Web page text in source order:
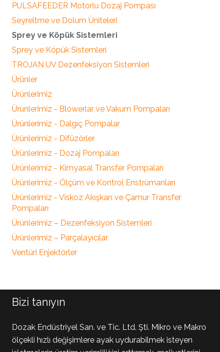
PULSAFEEDER Motorlu Dozaj Pompası
Seyreltme ve Dolum Üniteleri
Sprey ve Köpük Sistemleri
Sprey ve Köpük Sistemleri
TROJAN UV Dezenfeksiyon Sistemleri
Ürünler
Ürünlerimiz
Ürünlerimiz - Blowerlar ve Vakum Pompaları
Ürünlerimiz - Dalgıç Pompalar
Ürünlerimiz - Difüzörler
Ürünlerimiz - Dozaj Pompaları
Ürünlerimiz - Kimyasal Transfer Pompaları
Ürünlerimiz - Ölçüm ve Kontrol Enstrümanları
Ürünlerimiz - Viskoz Akışkan ve Çamur Transfer
Pompaları
Ürünlerimiz – Dezenfeksiyon Sistemleri
Ürünlerimiz – Parçalayıcılar
Ventüri Enjektörler
Bizi tanıyın
Dozak Endüstriyel San. ve Tic. Ltd. Şti. Mikro ve Makro
ölçekli hızlı değişimlere ayak uydurabilmek isteyen